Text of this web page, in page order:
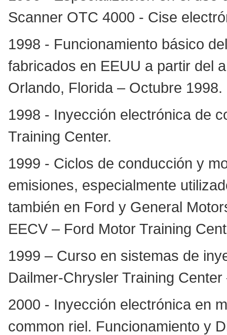
Scanner OTC 4000 - Cise
1998 - Funcionamiento básico
fabricados en EEUU a partir del
Orlando, Florida – Octubre 1998.
1998 - Inyección electrónica de
Training Center.
1999 - Ciclos de conducción y
emisiones, especialmente
también en Ford y General
EECV – Ford Motor Training
1999 – Curso en sistemas de
Dailmer-Chrysler Training
2000 - Inyección electrónica en
common riel. Funcionamiento y